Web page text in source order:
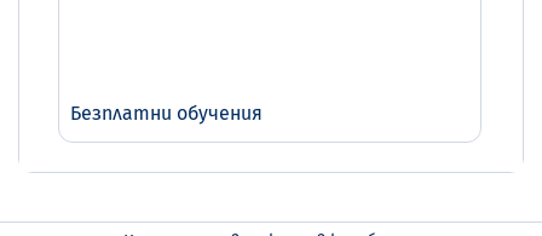
Безплатни обучения